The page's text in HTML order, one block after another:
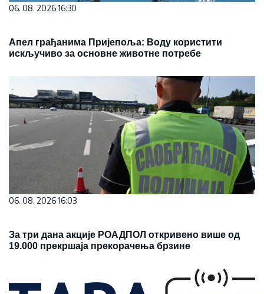
06. 08. 2026 16:30
Апел грађанима Пријепоља: Воду користити
искључиво за основне животне потребе
06. 08. 2026 16:03
За три дана акције РОАДПОЛ откривено више од
19.000 прекршаја прекорачења брзине